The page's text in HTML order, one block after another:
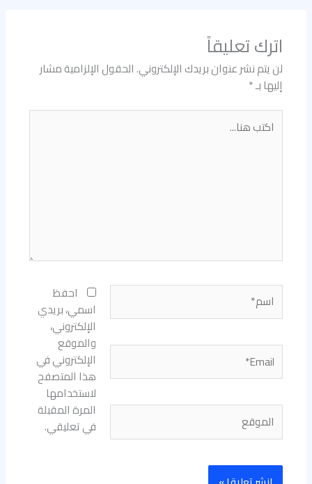
اترك تعليقاً
لن يتم نشر عنوان بريدك الإلكتروني.الحقول الإلزامية مشار
إليها بـ*
اكتب
هنا...
اسم*
Email*
الموقع
احفظ
اسمي، بريدي
الإلكتروني،
والموقع
الإلكتروني في
هذا المتصفح
لاستخدامها
المرة المقبلة
في تعليقي.